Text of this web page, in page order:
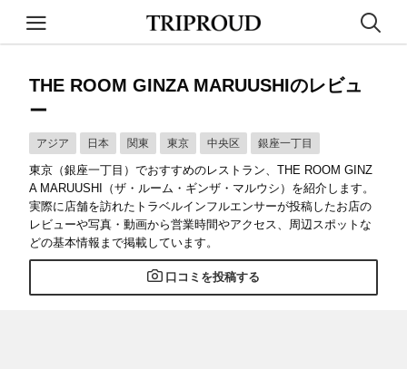
THE ROOM GINZA MARUUSHIのレビュ
ー
アジア 日本 関東 東京 中央区 銀座一丁目
東京（銀座一丁目）でおすすめのレストラン、THE ROOM GINZ
A MARUUSHI（ザ・ルーム・ギンザ・マルウシ）を紹介します。
実際に店舗を訪れたトラベルインフルエンサーが投稿したお店の
レビューや写真・動画から営業時間やアクセス、周辺スポットな
どの基本情報まで掲載しています。
口コミを投稿する